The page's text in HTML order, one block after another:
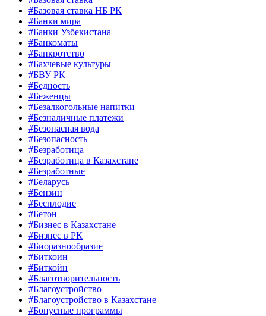
#Базовая ставка НБ РК
#Банки мира
#Банки Узбекистана
#Банкоматы
#Банкротство
#Бахчевые культуры
#БВУ РК
#Бедность
#Беженцы
#Безалкогольные напитки
#Безналичные платежи
#Безопасная вода
#Безопасность
#Безработица
#Безработица в Казахстане
#Безработные
#Беларусь
#Бензин
#Бесплодие
#Бетон
#Бизнес в Казахстане
#Бизнес в РК
#Биоразнообразие
#Биткоин
#Биткойн
#Благотворительность
#Благоустройство
#Благоустройство в Казахстане
#Бонусные программы